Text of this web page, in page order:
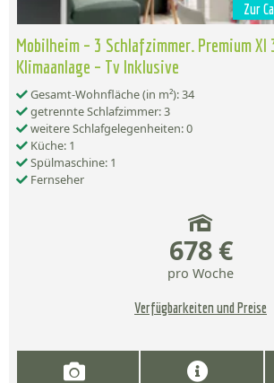
Zur
Mobilheim – 3 Schlafzimmer. Premium Xl
Klimaanlage – Tv Inklusive
Gesamt-Wohnfläche (in m²): 34
getrennte Schlafzimmer: 3
weitere Schlafgelegenheiten: 0
Küche: 1
Spülmaschine: 1
Fernseher
678 €
pro Woche
Verfügbarkeiten und Preise